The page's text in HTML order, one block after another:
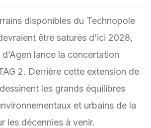
disponibles du Technopole
être saturés d’ici 2028,
d’Agen lance la concertation
2. Derrière cette extension de
les grands équilibres
et urbains de la
les décennies à venir.